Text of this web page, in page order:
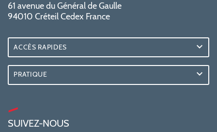
61 avenue du Général de Gaulle
94010 Créteil Cedex France
ACCÈS RAPIDES
PRATIQUE
SUIVEZ-NOUS